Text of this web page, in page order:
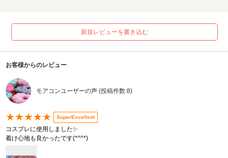
新規レビューを書き込む
お客様からのレビュー
モアコンユーザーの声 (投稿件数:8)
★★★★★ SuperExcellent
コスプレに使用しました✨
着け心地も良かったです(*^^*)